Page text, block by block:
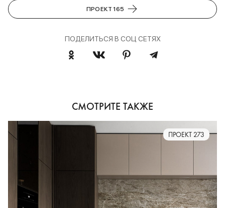
ПРОЕКТ 165
ПОДЕЛИТЬСЯ В СОЦ СЕТЯХ
СМОТРИТЕ ТАКЖЕ
ПРОЕКТ 273